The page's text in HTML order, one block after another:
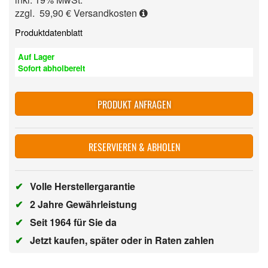
zzgl. 59,90 €Versandkosten
Produktdatenblatt
Auf Lager
Sofort abholbereit
PRODUKT ANFRAGEN
RESERVIEREN & ABHOLEN
✔ Volle Herstellergarantie
✔ 2 Jahre Gewährleistung
✔ Seit 1964 für Sie da
✔ Jetzt kaufen, später oder in Raten zahlen